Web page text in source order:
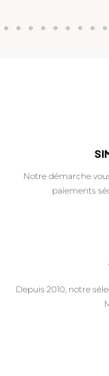
Notre démarche
paiements
Depuis 2010, notre